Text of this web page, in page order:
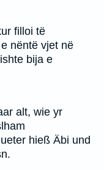
filloi të
nëntë vjet në
bija e
alt, wie yr
hieß Äbi und